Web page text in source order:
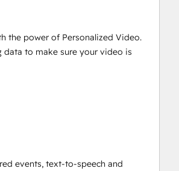
the power of Personalized Video.
data to make sure your video is
events, text-to-speech and